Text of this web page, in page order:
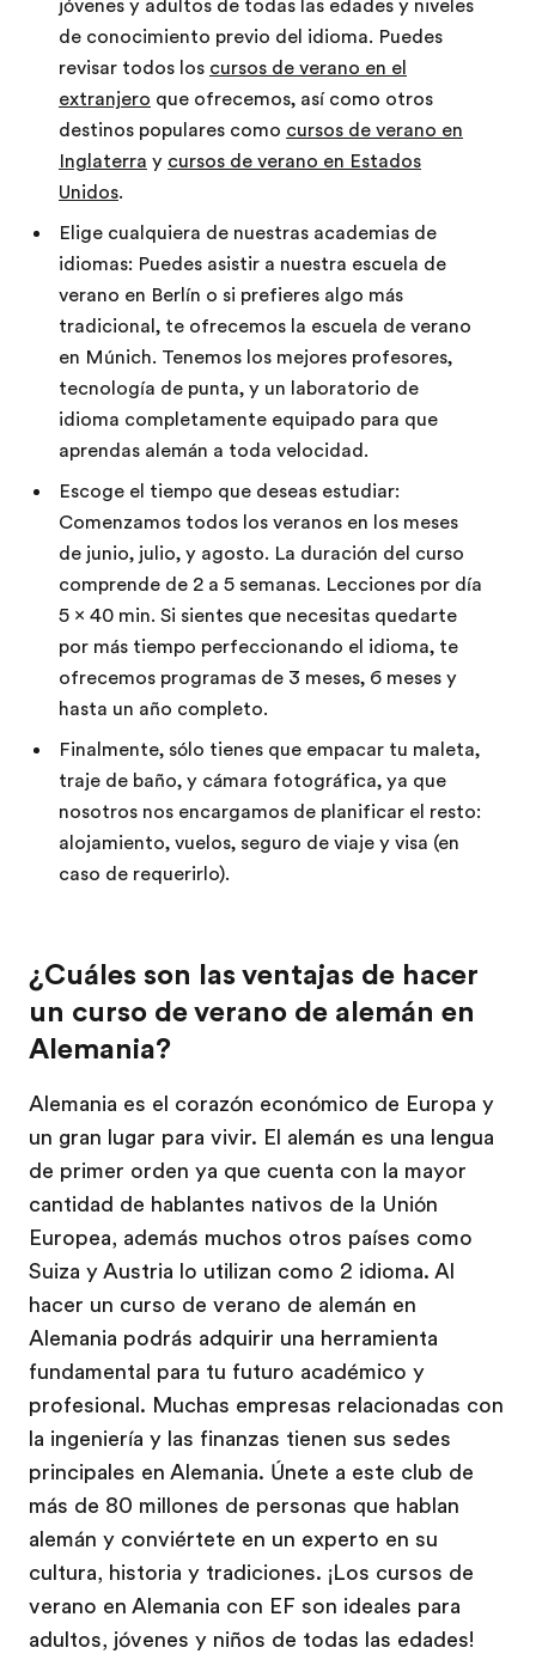
jóvenes y adultos de todas las edades y niveles
de conocimiento previo del idioma. Puedes
revisar todos los cursos de verano en el
extranjero que ofrecemos, así como otros
destinos populares como cursos de verano en
Inglaterra y cursos de verano en Estados
Unidos.
Elige cualquiera de nuestras academias de
idiomas: Puedes asistir a nuestra escuela de
verano en Berlín o si prefieres algo más
tradicional, te ofrecemos la escuela de verano
en Múnich. Tenemos los mejores profesores,
tecnología de punta, y un laboratorio de
idioma completamente equipado para que
aprendas alemán a toda velocidad.
Escoge el tiempo que deseas estudiar:
Comenzamos todos los veranos en los meses
de junio, julio, y agosto. La duración del curso
comprende de 2 a 5 semanas. Lecciones por día
5 x 40 min. Si sientes que necesitas quedarte
por más tiempo perfeccionando el idioma, te
ofrecemos programas de 3 meses, 6 meses y
hasta un año completo.
Finalmente, sólo tienes que empacar tu maleta,
traje de baño, y cámara fotográfica, ya que
nosotros nos encargamos de planificar el resto:
alojamiento, vuelos, seguro de viaje y visa (en
caso de requerirlo).
¿Cuáles son las ventajas de hacer
un curso de verano de alemán en
Alemania?
Alemania es el corazón económico de Europa y
un gran lugar para vivir. El alemán es una lengua
de primer orden ya que cuenta con la mayor
cantidad de hablantes nativos de la Unión
Europea, además muchos otros países como
Suiza y Austria lo utilizan como 2 idioma. Al
hacer un curso de verano de alemán en
Alemania podrás adquirir una herramienta
fundamental para tu futuro académico y
profesional. Muchas empresas relacionadas con
la ingeniería y las finanzas tienen sus sedes
principales en Alemania. Únete a este club de
más de 80 millones de personas que hablan
alemán y conviértete en un experto en su
cultura, historia y tradiciones. ¡Los cursos de
verano en Alemania con EF son ideales para
adultos, jóvenes y niños de todas las edades!